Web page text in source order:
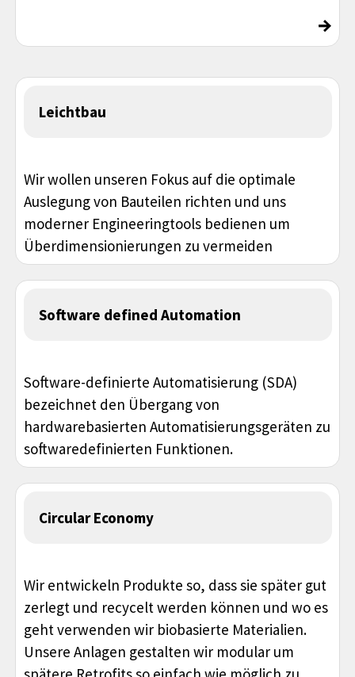
→
Leichtbau
Wir wollen unseren Fokus auf die optimale
Auslegung von Bauteilen richten und uns
moderner Engineeringtools bedienen um
Überdimensionierungen zu vermeiden
Software defined Automation
Software-definierte Automatisierung (SDA)
bezeichnet den Übergang von
hardwarebasierten Automatisierungsgeräten zu
softwaredefinierten Funktionen.
Circular Economy
Wir entwickeln Produkte so, dass sie später gut
zerlegt und recycelt werden können und wo es
geht verwenden wir biobasierte Materialien.
Unsere Anlagen gestalten wir modular um